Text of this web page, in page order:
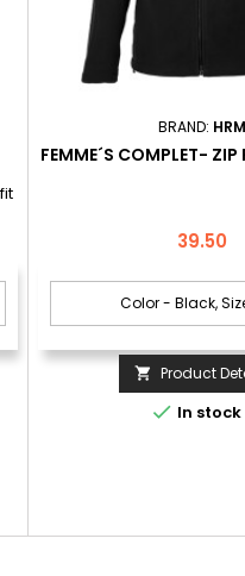
BRAND: HRM
FEMME´S COMPLET- ZIP
Price
39.50
 Product
 In stock